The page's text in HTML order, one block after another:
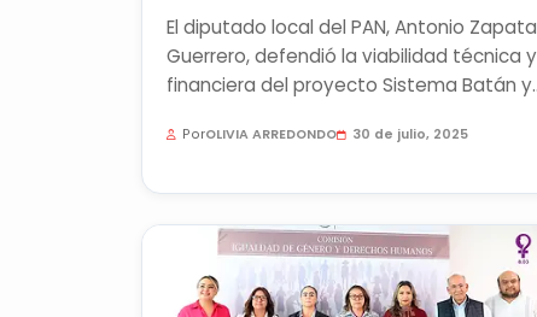
El diputado local del PAN, Antonio Zapata
Guerrero, defendió la viabilidad técnica y
financiera del proyecto Sistema Batán y
PorOLIVIA ARREDONDO 30 de julio, 2025